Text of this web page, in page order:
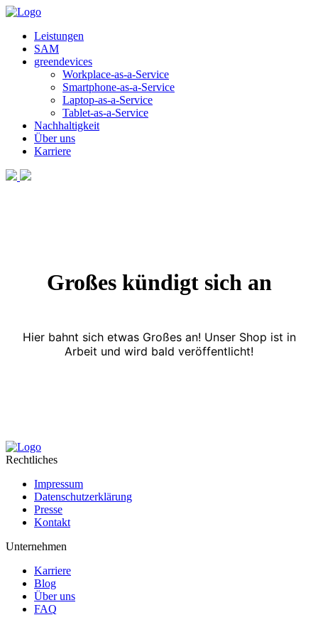
Leistungen
SAM
greendevices
Workplace-as-a-Service
Smartphone-as-a-Service
Laptop-as-a-Service
Tablet-as-a-Service
Nachhaltigkeit
Über uns
Karriere
Großes kündigt sich an
Hier bahnt sich etwas Großes an! Unser Shop ist in
Arbeit und wird bald veröffentlicht!
Rechtliches
Impressum
Datenschutzerklärung
Presse
Kontakt
Unternehmen
Karriere
Blog
Über uns
FAQ